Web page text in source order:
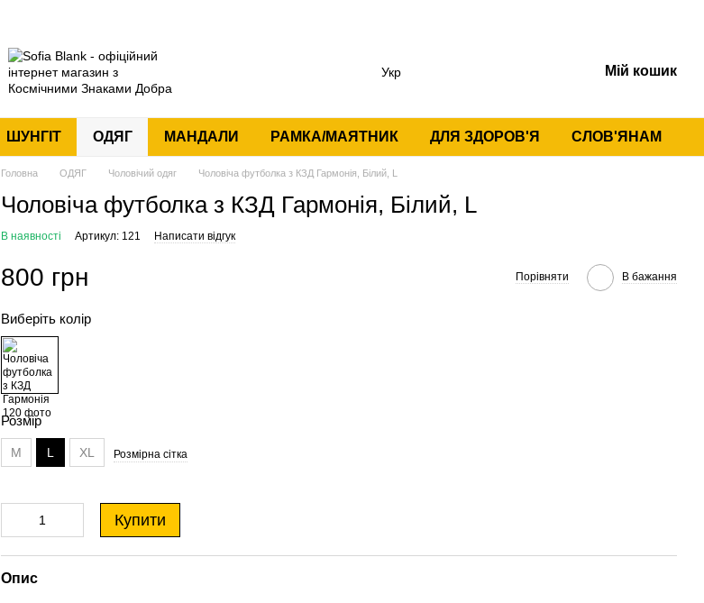
Укр Мій кошик
ШУНГІТ ОДЯГ МАНДАЛИ РАМКА/МАЯТНИК ДЛЯ ЗДОРОВ'Я СЛОВ'ЯНАМ
Головна ОДЯГ Чоловічий одяг Чоловіча футболка з КЗД Гармонія, Білий, L
Чоловіча футболка з КЗД Гармонія, Білий, L
В наявності Артикул: 121 Написати відгук
800 грн Порівняти В бажання
Виберіть колір
Розмір
M L XL Розмірна сітка
Купити
Опис